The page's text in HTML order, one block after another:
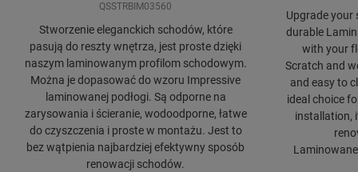
QSSTRBIM03560
Stworzenie eleganckich schodów, które
pasują do reszty wnętrza, jest proste dzięki
naszym laminowanym profilom schodowym.
Można je dopasować do wzoru Impressive
laminowanej podłogi. Są odporne na
zarysowania i ścieranie, wodoodporne, łatwe
do czyszczenia i proste w montażu. Jest to
bez wątpienia najbardziej efektywny sposób
renowacji schodów.
Upgrade
durable
with your
Scratch and
and easy to
ideal choice
installation,